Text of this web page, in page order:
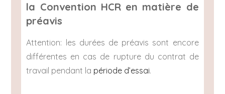
la Convention HCR en matière de
préavis
Attention: les durées de préavis sont encore
différentes en cas de rupture du contrat de
travail pendant la période d’essai.